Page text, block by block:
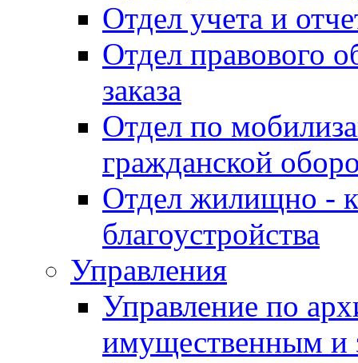
Отдел учета и
Отдел правового
заказа
Отдел по
гражданской
Отдел жилищно -
благоустройства
Управления
Управление по
имущественным и